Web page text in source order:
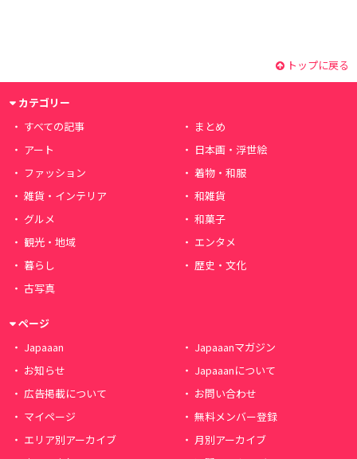
トップに戻る
カテゴリー
すべての記事
まとめ
アート
日本画・浮世絵
ファッション
着物・和服
雑貨・インテリア
和雑貨
グルメ
和菓子
観光・地域
エンタメ
暮らし
歴史・文化
古写真
ページ
Japaaan
Japaaanマガジン
お知らせ
Japaaanについて
広告掲載について
お問い合わせ
マイページ
無料メンバー登録
エリア別アーカイブ
月別アーカイブ